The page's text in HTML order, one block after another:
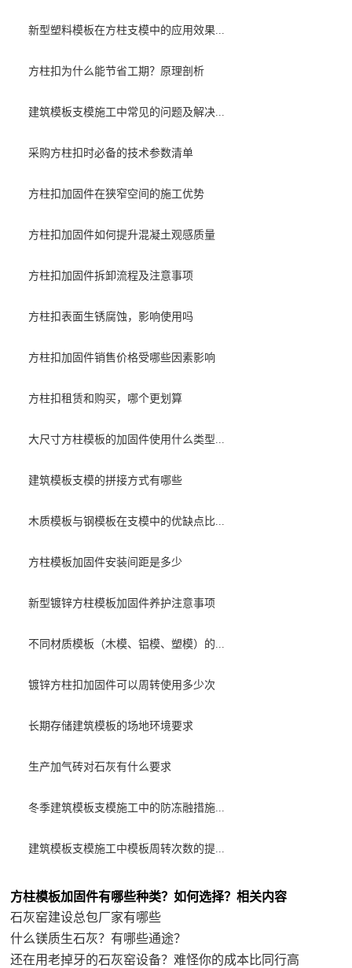
新型塑料模板在方柱支模中的应用效果...
方柱扣为什么能节省工期？原理剖析
建筑模板支模施工中常见的问题及解决...
采购方柱扣时必备的技术参数清单
方柱扣加固件在狭窄空间的施工优势
方柱扣加固件如何提升混凝土观感质量
方柱扣加固件拆卸流程及注意事项
方柱扣表面生锈腐蚀，影响使用吗
方柱扣加固件销售价格受哪些因素影响
方柱扣租赁和购买，哪个更划算
大尺寸方柱模板的加固件使用什么类型...
建筑模板支模的拼接方式有哪些
木质模板与钢模板在支模中的优缺点比...
方柱模板加固件安装间距是多少
新型镀锌方柱模板加固件养护注意事项
不同材质模板（木模、铝模、塑模）的...
镀锌方柱扣加固件可以周转使用多少次
长期存储建筑模板的场地环境要求
生产加气砖对石灰有什么要求
冬季建筑模板支模施工中的防冻融措施...
建筑模板支模施工中模板周转次数的提...
方柱模板加固件有哪些种类？如何选择？相关内容
石灰窑建设总包厂家有哪些
什么镁质生石灰？有哪些通途？
还在用老掉牙的石灰窑设备？难怪你的成本比同行高